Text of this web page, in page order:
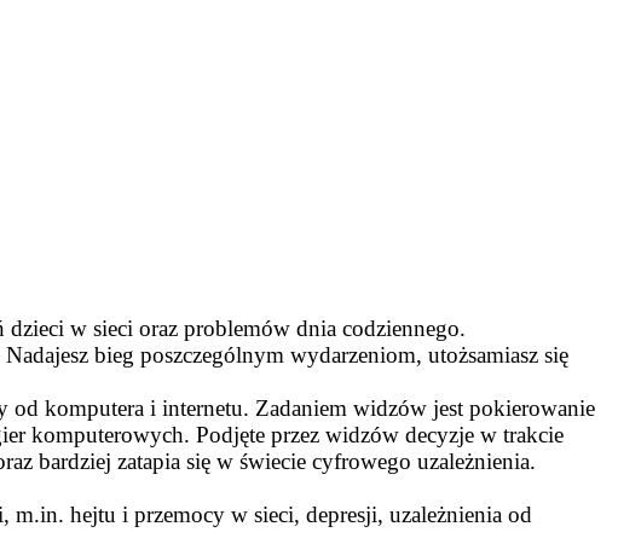
dzieci w sieci oraz problemów dnia codziennego.
bieg poszczególnym wydarzeniom, utożsamiasz się
komputera i internetu. Zadaniem widzów jest pokierowanie
komputerowych. Podjęte przez widzów decyzje w trakcie
bardziej zatapia się w świecie cyfrowego uzależnienia.
hejtu i przemocy w sieci, depresji, uzależnienia od